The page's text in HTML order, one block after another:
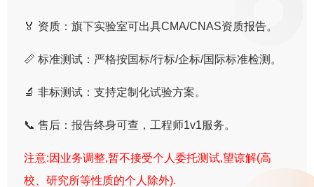
🏅 资质：旗下实验室可出具CMA/CNAS资质报告。
📏 标准测试：严格按国标/行标/企标/国际标准检测。
🔬 非标测试：支持定制化试验方案。
📞 售后：报告终身可查，工程师1v1服务。
注意:因业务调整,暂不接受个人委托测试,望谅解(高
校、研究所等性质的个人除外).